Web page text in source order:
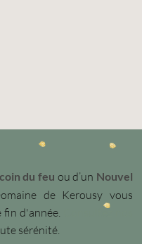
du feu ou d’un Nouvel
de Kerousy vous
fin d'année.
Consultez nos
sérénité.